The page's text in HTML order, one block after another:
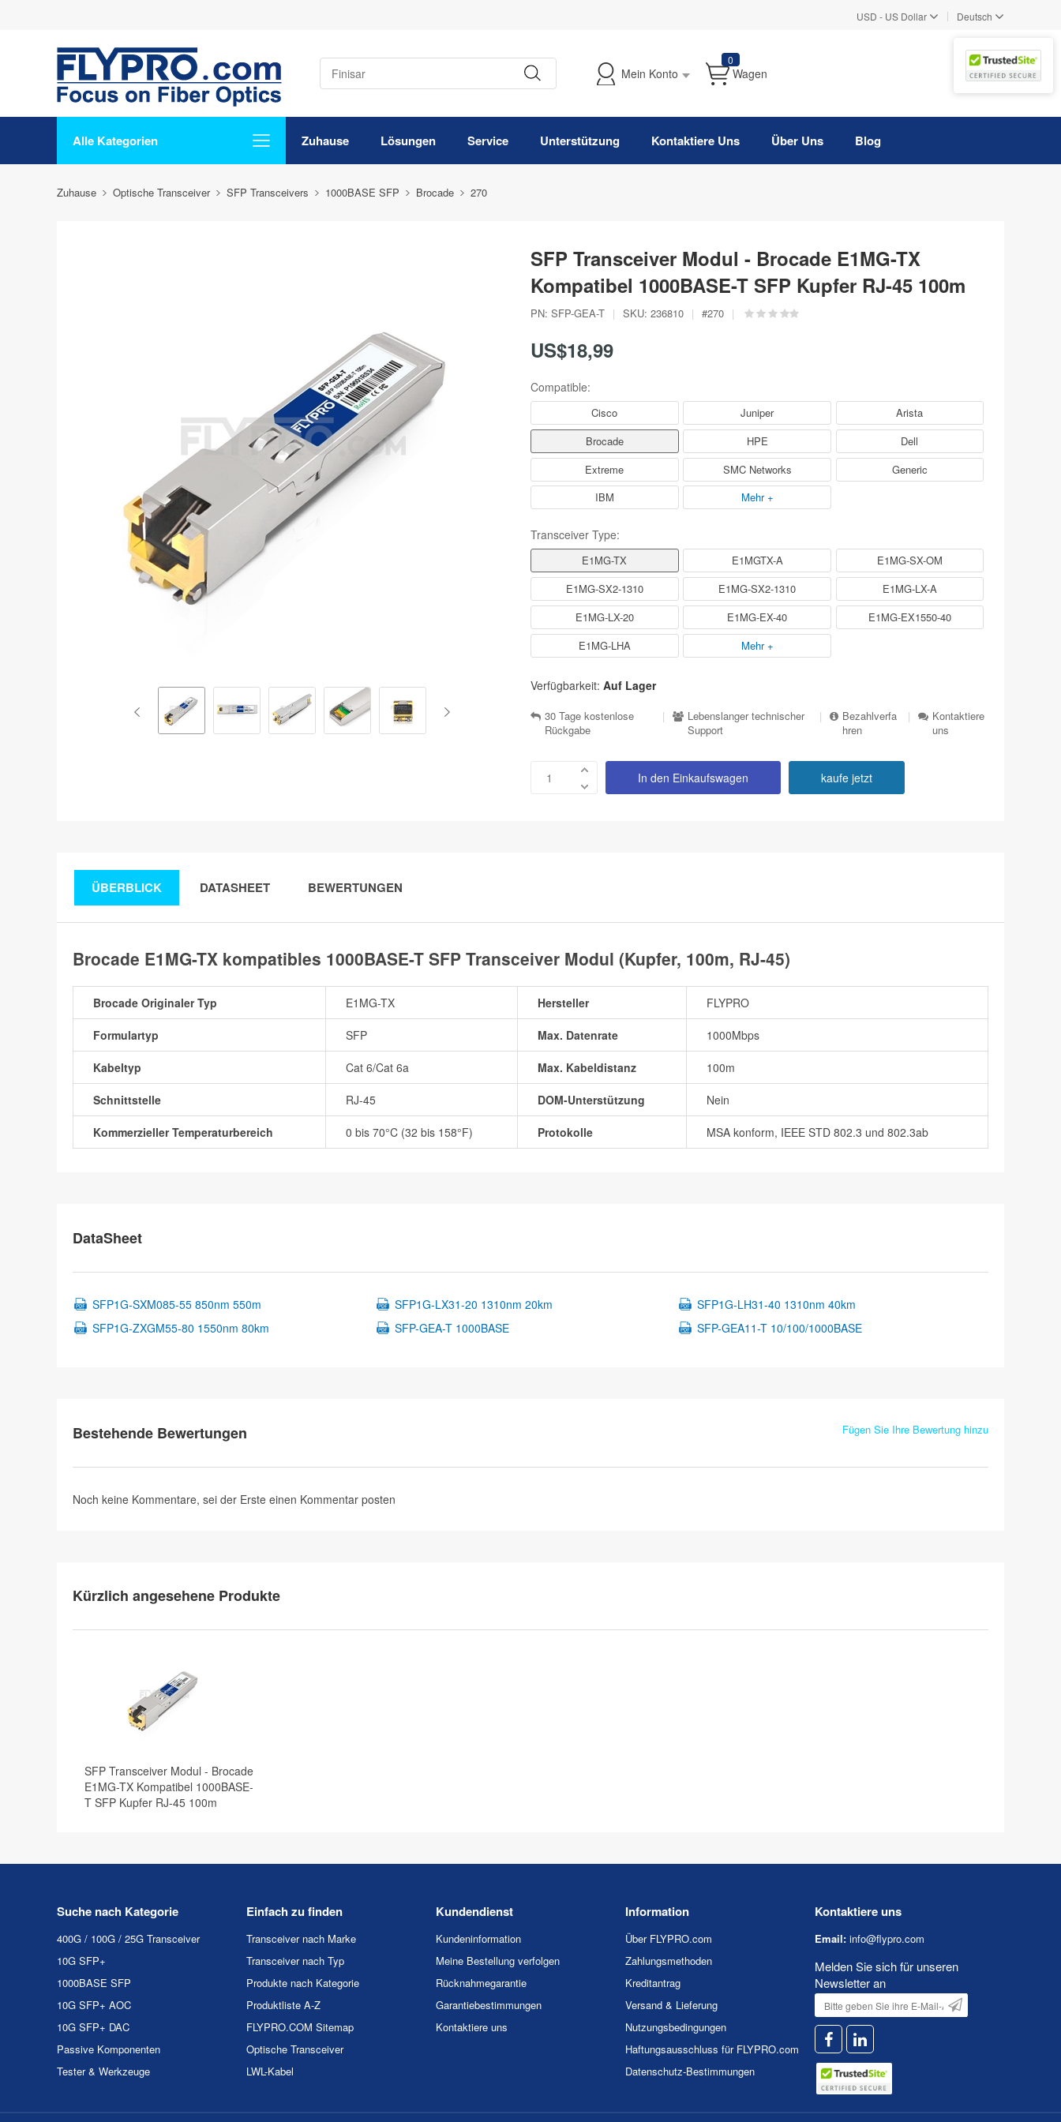
USD - US Dollar | Deutsch
Mein Konto
0
Wagen
Alle Kategorien Zuhause Lösungen Service Unterstützung Kontaktiere Uns Über Uns Blog
Zuhause Optische Transceiver SFP Transceivers 1000BASE SFP Brocade 270
SFP Transceiver Modul - Brocade E1MG-TX
Kompatibel 1000BASE-T SFP Kupfer RJ-45 100m
PN: SFP-GEA-T | SKU: 236810 | #270 |
US$18,99
Compatible:
Cisco Juniper
Arista
Brocade
HPE
Dell
Extreme
SMC Networks
Generic
IBM
Mehr +
Transceiver Type:
E1MG-TX E1MGTX-A
E1MG-SX-OM
E1MG-SX2-1310
E1MG-SX2-1310
E1MG-LX-A
E1MG-LX-20
E1MG-EX-40
E1MG-EX1550-40
E1MG-LHA
Mehr +
Verfügbarkeit: Auf Lager
30 Tage kostenlose
Rückgabe
|
Lebenslanger technischer
Support
|
Bezahlverfa
hren
|
Kontaktiere
uns
In den Einkaufswagen kaufe jetzt
ÜBERBLICK DATASHEET BEWERTUNGEN
Brocade E1MG-TX kompatibles 1000BASE-T SFP Transceiver Modul (Kupfer, 100m, RJ-45)
Brocade Originaler Typ E1MG-TX Hersteller FLYPRO
Formulartyp SFP Max. Datenrate 1000Mbps
Kabeltyp Cat 6/Cat 6a Max. Kabeldistanz 100m
Schnittstelle RJ-45 DOM-Unterstützung Nein
Kommerzieller Temperaturbereich 0 bis 70°C (32 bis 158°F) Protokolle MSA konform, IEEE STD 802.3 und 802.3ab
DataSheet
SFP1G-SXM085-55 850nm 550m SFP1G-LX31-20 1310nm 20km
SFP1G-LH31-40 1310nm 40km
SFP1G-ZXGM55-80 1550nm 80km
SFP-GEA-T 1000BASE SFP-GEA11-T 10/100/1000BASE
Bestehende Bewertungen Fügen Sie Ihre Bewertung hinzu
Noch keine Kommentare, sei der Erste einen Kommentar posten
Kürzlich angesehene Produkte
SFP Transceiver Modul - Brocade
E1MG-TX Kompatibel 1000BASE-
T SFP Kupfer RJ-45 100m
Suche nach Kategorie
400G / 100G / 25G Transceiver
10G SFP+
1000BASE SFP
10G SFP+ AOC
10G SFP+ DAC
Passive Komponenten
Tester & Werkzeuge
Einfach zu finden
Transceiver nach Marke
Transceiver nach Typ
Produkte nach Kategorie
Produktliste A-Z
FLYPRO.COM Sitemap
Optische Transceiver
LWL-Kabel
Kundendienst
Kundeninformation
Meine Bestellung verfolgen
Rücknahmegarantie
Garantiebestimmungen
Kontaktiere uns
Information
Über FLYPRO.com
Zahlungsmethoden
Kreditantrag
Versand & Lieferung
Nutzungsbedingungen
Haftungsausschluss für FLYPRO.com
Datenschutz-Bestimmungen
Kontaktiere uns
Email: info@flypro.com
Melden Sie sich für unseren
Newsletter an